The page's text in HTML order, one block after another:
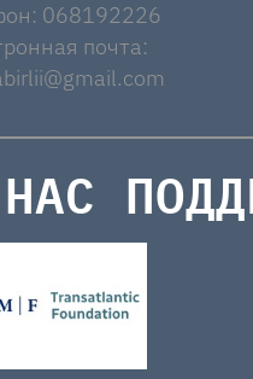
068192226
почта:
НАС